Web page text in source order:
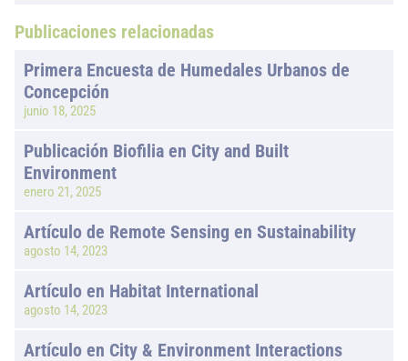
Publicaciones relacionadas
Primera Encuesta de Humedales Urbanos de
Concepción
junio 18, 2025
Publicación Biofilia en City and Built
Environment
enero 21, 2025
Artículo de Remote Sensing en Sustainability
agosto 14, 2023
Artículo en Habitat International
agosto 14, 2023
Artículo en City & Environment Interactions